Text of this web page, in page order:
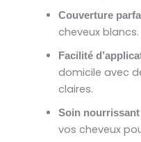
Couverture
cheveux blancs.
Facilité
domicile avec
claires.
Soin
vos cheveux